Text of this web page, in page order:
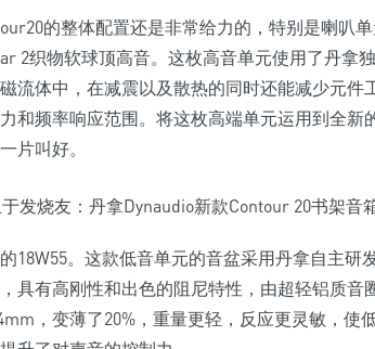
的整体配置还是非常给力的，特别是喇叭
2织物软球顶高音。这枚高音单元使用了丹拿
流体中，在减震以及散热的同时还能减少元件
和频率响应范围。将这枚高端单元运用到全新
片叫好。
18W55。这款低音单元的音盆采用丹拿自主研
，具有高刚性和出色的阻尼特性，由超轻铝质音
，变薄了20%，重量更轻，反应更灵敏，使